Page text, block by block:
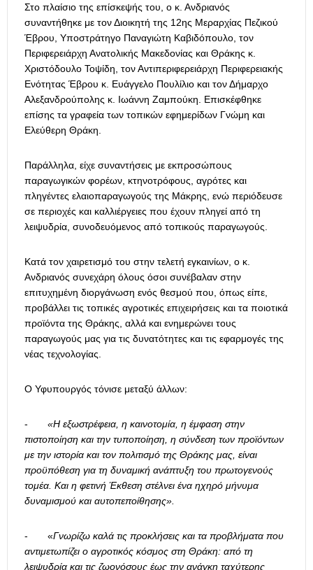
Στο πλαίσιο της επίσκεψής του, ο κ. Ανδριανός
συναντήθηκε με τον Διοικητή της 12ης Μεραρχίας Πεζικού
Έβρου, Υποστράτηγο Παναγιώτη Καβιδόπουλο, τον
Περιφερειάρχη Ανατολικής Μακεδονίας και Θράκης κ.
Χριστόδουλο Τοψίδη, τον Αντιπεριφερειάρχη Περιφερειακής
Ενότητας Έβρου κ. Ευάγγελο Πουλίλιο και τον Δήμαρχο
Αλεξανδρούπολης κ. Ιωάννη Ζαμπούκη. Επισκέφθηκε
επίσης τα γραφεία των τοπικών εφημερίδων Γνώμη και
Ελεύθερη Θράκη.
Παράλληλα, είχε συναντήσεις με εκπροσώπους
παραγωγικών φορέων, κτηνοτρόφους, αγρότες και
πληγέντες ελαιοπαραγωγούς της Μάκρης, ενώ περιόδευσε
σε περιοχές και καλλιέργειες που έχουν πληγεί από τη
λειψυδρία, συνοδευόμενος από τοπικούς παραγωγούς.
Κατά τον χαιρετισμό του στην τελετή εγκαινίων, ο κ.
Ανδριανός συνεχάρη όλους όσοι συνέβαλαν στην
επιτυχημένη διοργάνωση ενός θεσμού που, όπως είπε,
προβάλλει τις τοπικές αγροτικές επιχειρήσεις και τα ποιοτικά
προϊόντα της Θράκης, αλλά και ενημερώνει τους
παραγωγούς μας για τις δυνατότητες και τις εφαρμογές της
νέας τεχνολογίας.
Ο Υφυπουργός τόνισε μεταξύ άλλων:
- «Η εξωστρέφεια, η καινοτομία, η έμφαση στην
πιστοποίηση και την τυποποίηση, η σύνδεση των προϊόντων
με την ιστορία και τον πολιτισμό της Θράκης μας, είναι
προϋπόθεση για τη δυναμική ανάπτυξη του πρωτογενούς
τομέα. Και η φετινή Έκθεση στέλνει ένα ηχηρό μήνυμα
δυναμισμού και αυτοπεποίθησης».
- «Γνωρίζω καλά τις προκλήσεις και τα προβλήματα που
αντιμετωπίζει ο αγροτικός κόσμος στη Θράκη: από τη
λειψυδρία και τις ζωονόσους έως την ανάγκη ταχύτερης